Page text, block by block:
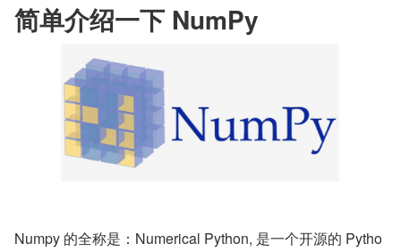
简单介绍一下 NumPy
Numpy 的全称是：Numerical Python, 是一个开源的 Pytho